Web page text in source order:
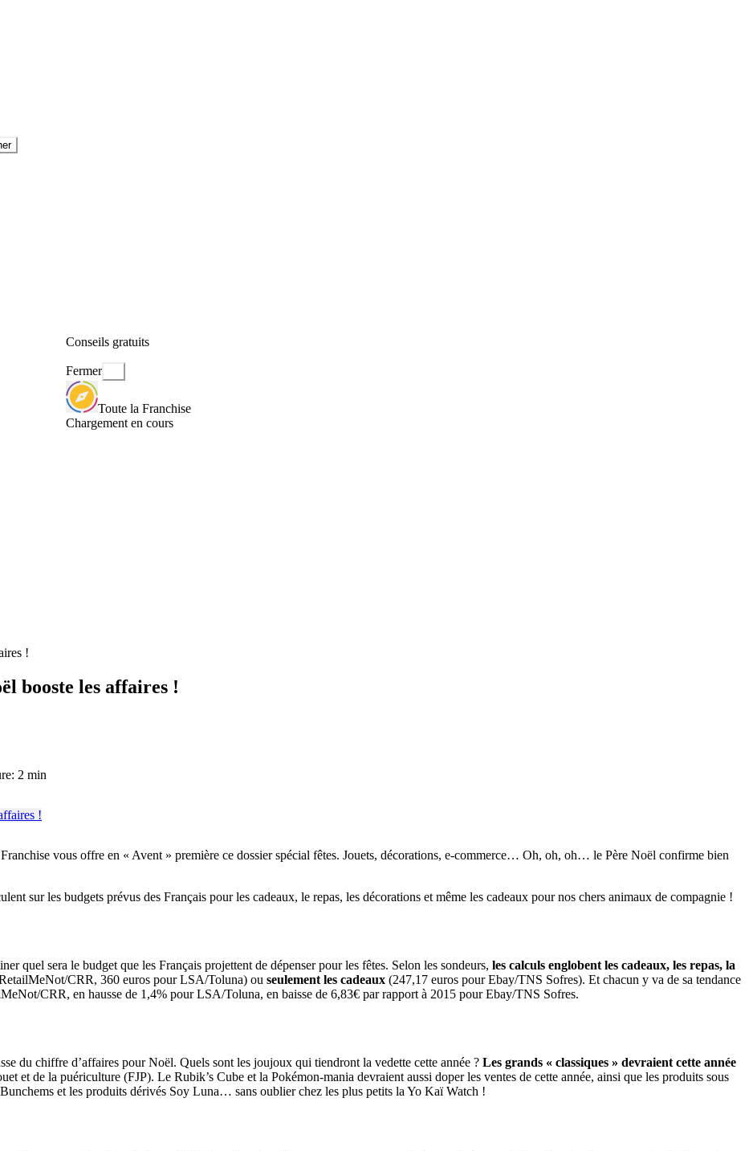
Conseils gratuits
Fermer
Toute la Franchise
Chargement en cours
!
booste les affaires !
2 min
vous offre en « Avent » première ce dossier spécial fêtes. Jouets, décorations, e-commerce… Oh, oh, oh… le Père Noël confirme bien
sur les budgets prévus des Français pour les cadeaux, le repas, les décorations et même les cadeaux pour nos chers animaux de compagnie !
quel sera le budget que les Français projettent de dépenser pour les fêtes. Selon les sondeurs, les calculs englobent les cadeaux, les repas, la
CRR, 360 euros pour LSA/Toluna) ou seulement les cadeaux (247,17 euros pour Ebay/TNS Sofres). Et chacun y va de sa tendance
CRR, en hausse de 1,4% pour LSA/Toluna, en baisse de 6,83€ par rapport à 2015 pour Ebay/TNS Sofres.
du chiffre d’affaires pour Noël. Quels sont les joujoux qui tiendront la vedette cette année ? Les grands « classiques » devraient cette année
et de la puériculture (FJP). Le Rubik’s Cube et la Pokémon-mania devraient aussi doper les ventes de cette année, ainsi que les produits sous
et les produits dérivés Soy Luna… sans oublier chez les plus petits la Yo Kaï Watch !